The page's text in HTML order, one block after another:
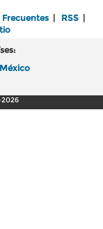
| RSS |
México